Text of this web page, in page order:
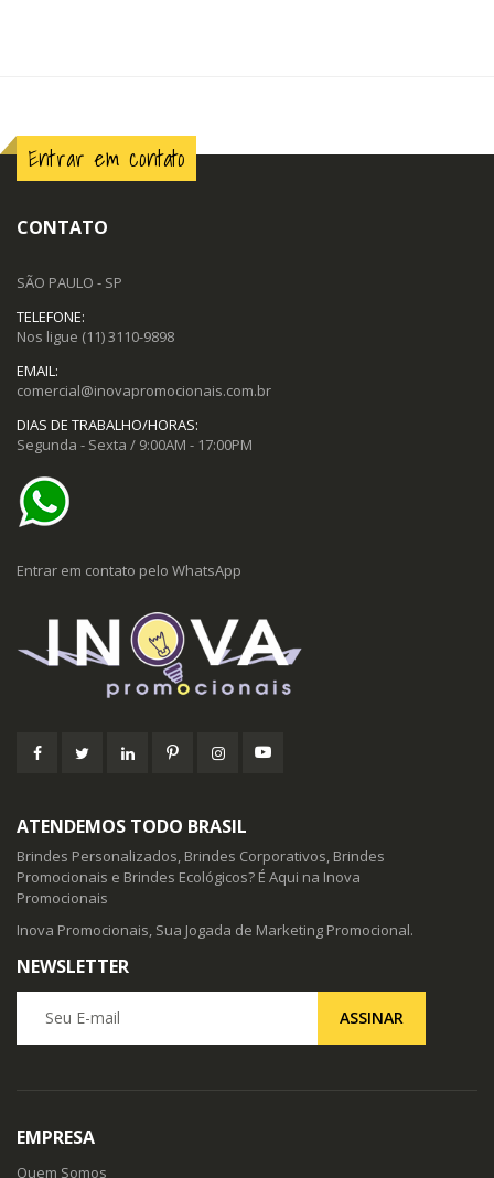
Entrar em contato
CONTATO
SÃO PAULO - SP
TELEFONE:
Nos ligue (11) 3110-9898
EMAIL:
comercial@inovapromocionais.com.br
DIAS DE TRABALHO/HORAS:
Segunda - Sexta / 9:00AM - 17:00PM
Entrar em contato pelo WhatsApp
ATENDEMOS TODO BRASIL
Brindes Personalizados, Brindes Corporativos, Brindes
Promocionais e Brindes Ecológicos? É Aqui na Inova
Promocionais
Inova Promocionais, Sua Jogada de Marketing Promocional.
NEWSLETTER
ASSINAR
EMPRESA
Quem Somos